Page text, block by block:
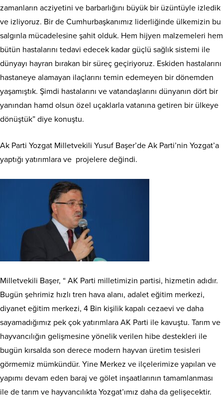
zamanların acziyetini ve barbarlığını büyük bir üzüntüyle izledik
ve izliyoruz. Bir de Cumhurbaşkanımız liderliğinde ülkemizin bu
salgınla mücadelesine şahit olduk. Hem hijyen malzemeleri hem
bütün hastalarını tedavi edecek kadar güçlü sağlık sistemi ile
dünyayı hayran bırakan bir süreç geçiriyoruz. Eskiden hastalarını
hastaneye alamayan ilaçlarını temin edemeyen bir dönemden
yaşamıştık. Şimdi hastalarını ve vatandaşlarını dünyanın dört bir
yanından hamd olsun özel uçaklarla vatanına getiren bir ülkeye
dönüştük” diye konuştu.
Ak Parti Yozgat Milletvekili Yusuf Başer’de Ak Parti’nin Yozgat’a
yaptığı yatırımlara ve projelere değindi.
Milletvekili Başer, “ AK Parti milletimizin partisi, hizmetin adıdır.
Bugün şehrimiz hızlı tren hava alanı, adalet eğitim merkezi,
diyanet eğitim merkezi, 4 Bin kişilik kapalı cezaevi ve daha
sayamadığımız pek çok yatırımlara AK Parti ile kavuştu. Tarım ve
hayvancılığın gelişmesine yönelik verilen hibe destekleri ile
bugün kırsalda son derece modern hayvan üretim tesisleri
görmemiz mümkündür. Yine Merkez ve ilçelerimize yapılan ve
yapımı devam eden baraj ve gölet inşaatlarının tamamlanması
ile de tarım ve hayvancılıkta Yozgat’ımız daha da gelişecektir.